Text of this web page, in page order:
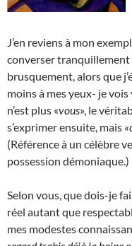
J’en reviens à mon
converser tranquillement
brusquement, alors que
moins à mes yeux- je
n’est plus «vous», le
s’exprimer ensuite, mais
(Référence à un célèbre
possession démoniaque.)
Selon vous, que dois-je
réel autant que
mes modestes